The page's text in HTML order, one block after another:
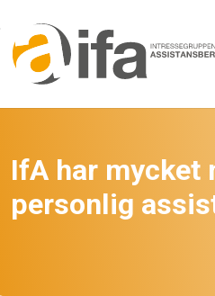
Skip to main content
IfA har mycket
personlig